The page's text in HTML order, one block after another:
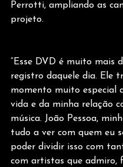
Perrotti, ampliando as
projeto.
“Esse DVD é muito mais
registro daquele dia. Ele
momento muito especial
vida e da minha relação
música. João Pessoa,
tudo a ver com quem eu
poder dividir isso com
com artistas que admiro,